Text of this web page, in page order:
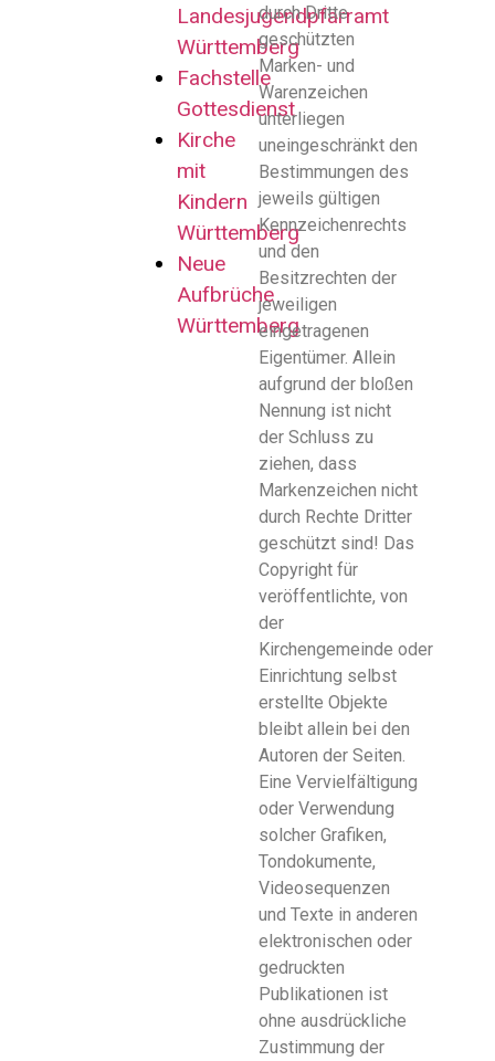
Landesjugendpfarramt
Württemberg
Fachstelle
Gottesdienst
Kirche
mit
Kindern
Württemberg
Neue
Aufbrüche
Württemberg
durch Dritte
geschützten
Marken- und
Warenzeichen
unterliegen
uneingeschränkt den
Bestimmungen des
jeweils gültigen
Kennzeichenrechts
und den
Besitzrechten der
jeweiligen
eingetragenen
Eigentümer. Allein
aufgrund der bloßen
Nennung ist nicht
der Schluss zu
ziehen, dass
Markenzeichen nicht
durch Rechte Dritter
geschützt sind! Das
Copyright für
veröffentlichte, von
der
Kirchengemeinde oder
Einrichtung selbst
erstellte Objekte
bleibt allein bei den
Autoren der Seiten.
Eine Vervielfältigung
oder Verwendung
solcher Grafiken,
Tondokumente,
Videosequenzen
und Texte in anderen
elektronischen oder
gedruckten
Publikationen ist
ohne ausdrückliche
Zustimmung der